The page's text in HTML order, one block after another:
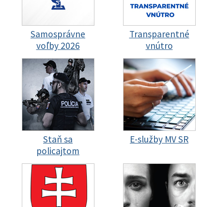
Samosprávne
voľby 2026
Transparentné
vnútro
Staň sa
policajtom
E-služby MV SR